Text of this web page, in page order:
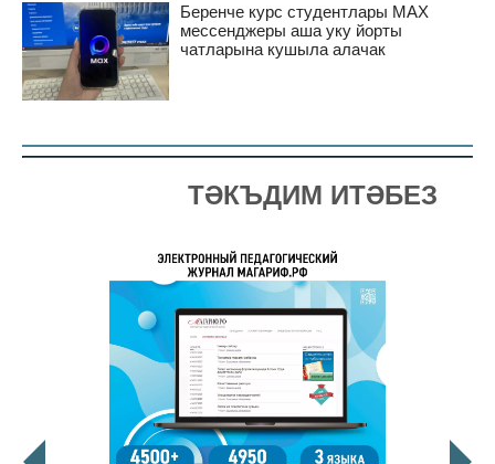
Беренче курс студентлары MAX
мессенджеры аша уку йорты
чатларына кушыла алачак
ТӘКЪДИМ ИТӘБЕЗ